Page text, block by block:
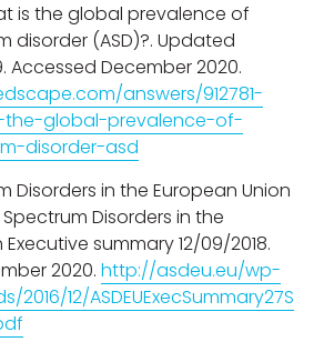
is the global prevalence of
disorder (ASD)?. Updated
Accessed December 2020.
answers/912781-
the-global-prevalence-of-
disorder-asd
Disorders in the European Union
Spectrum Disorders in the
summary 12/09/2018.
2020. http://asdeu.eu/wp-
12/ASDEUExecSummary27S